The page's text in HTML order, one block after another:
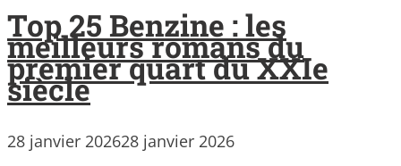
Top 25 Benzine : les
meilleurs romans du
premier quart du XXIe
siècle
28 janvier 202628 janvier 2026